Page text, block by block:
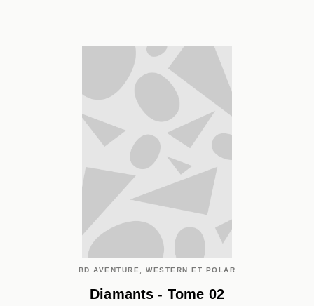
BD AVENTURE, WESTERN ET POLAR
Diamants - Tome 02